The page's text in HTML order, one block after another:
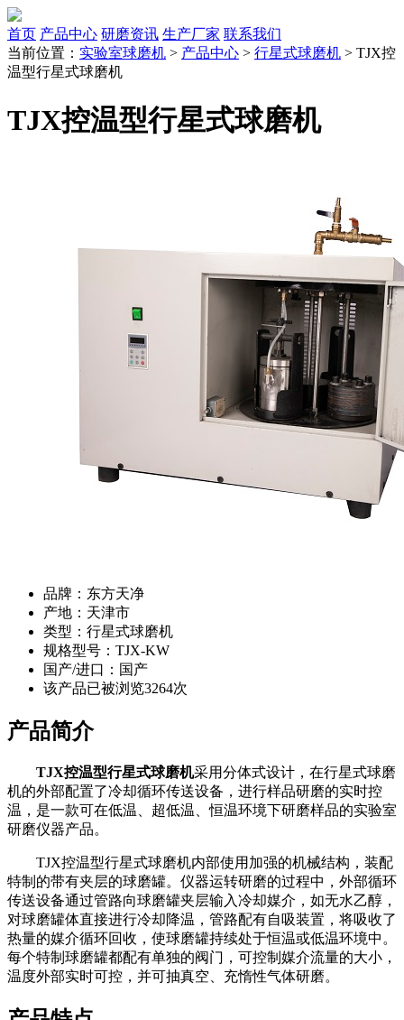
首页 产品中心 研磨资讯 生产厂家 联系我们
当前位置： 实验室球磨机 > 产品中心 > 行星式球磨机 > TJX控
温型行星式球磨机
TJX控温型行星式球磨机
品牌：东方天净
产地：天津市
类型：行星式球磨机
规格型号：TJX-KW
国产/进口：国产
该产品已被浏览3264次
产品简介
TJX控温型行星式球磨机采用分体式设计，在行星式球磨
机的外部配置了冷却循环传送设备，进行样品研磨的实时控
温，是一款可在低温、超低温、恒温环境下研磨样品的实验室
研磨仪器产品。
TJX控温型行星式球磨机内部使用加强的机械结构，装配
特制的带有夹层的球磨罐。仪器运转研磨的过程中，外部循环
传送设备通过管路向球磨罐夹层输入冷却媒介，如无水乙醇，
对球磨罐体直接进行冷却降温，管路配有自吸装置，将吸收了
热量的媒介循环回收，使球磨罐持续处于恒温或低温环境中。
每个特制球磨罐都配有单独的阀门，可控制媒介流量的大小，
温度外部实时可控，并可抽真空、充惰性气体研磨。